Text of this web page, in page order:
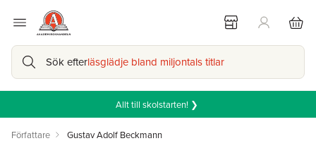
Sök efterläsglädje bland miljontals titlar
Allt till skolstarten! ❯
Författare Gustav Adolf Beckmann